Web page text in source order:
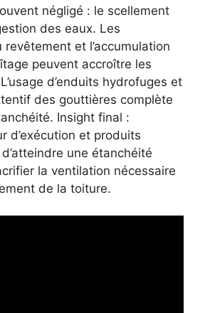
négligé : le scellement
des eaux. Les
et l’accumulation
peuvent accroître les
d’enduits hydrofuges et
des gouttières complète
Insight final :
d’exécution et produits
une étanchéité
la ventilation nécessaire
de la toiture.